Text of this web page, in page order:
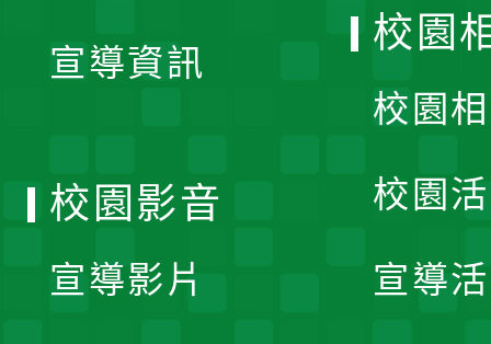
宣導資訊
校園
校園
校園
宣導
校園影音
宣導影片